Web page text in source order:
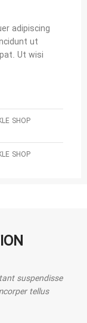
adipiscing
ut
Ut wisi
SHOP
SHOP
suspendisse
tellus